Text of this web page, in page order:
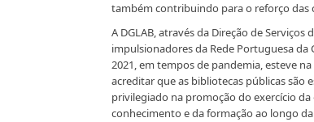
também contribuindo para o reforço das
A DGLAB, através da Direção de
impulsionadores da Rede Portuguesa da
2021, em tempos de pandemia, esteve
acreditar que as bibliotecas públicas são
privilegiado na promoção do exercício
conhecimento e da formação ao longo